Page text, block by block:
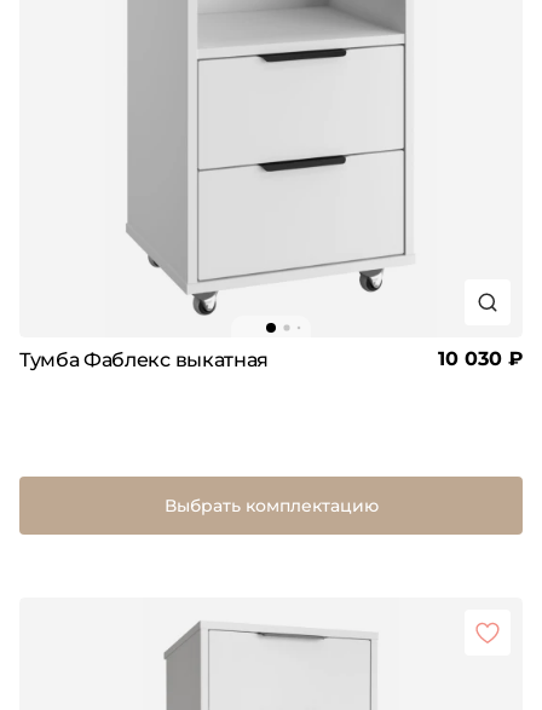
Тумба Фаблекс выкатная 10 030 ₽
Выбрать комплектацию